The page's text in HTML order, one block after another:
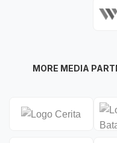
MORE MEDIA